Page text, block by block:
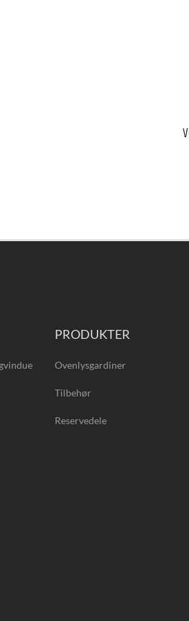
PRODUKTER
Ovenlysgardiner
Tilbehør
Reservedele